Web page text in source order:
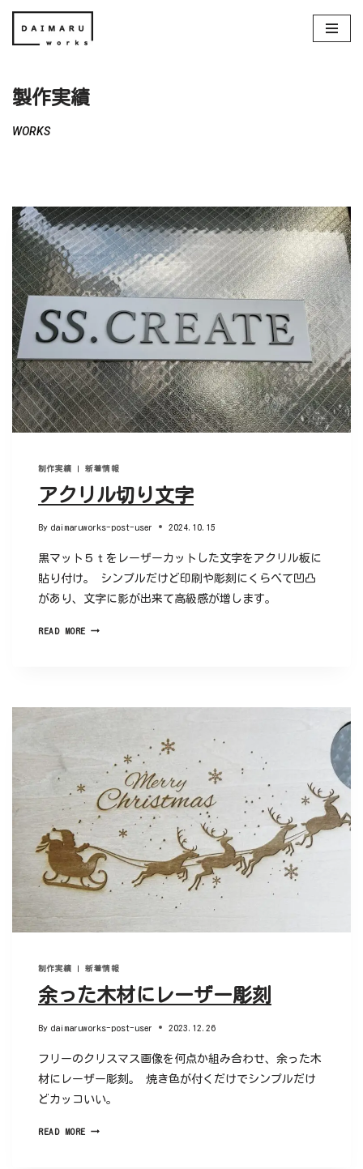
コ
ン
ツ
ッ
プ
製作実績
WORKS
制作実績 |新着情報
アクリル切り文字
By daimaruworks-post-user 2024.10.15
黒マット５ｔをレーザーカットした文字をアクリル板に
貼り付け。 シンプルだけど印刷や彫刻にくらべて凹凸
があり、文字に影が出来て高級感が増します。
READ MORE
制作実績 |新着情報
余った木材にレーザー彫刻
By daimaruworks-post-user 2023.12.26
フリーのクリスマス画像を何点か組み合わせ、余った木
材にレーザー彫刻。 焼き色が付くだけでシンプルだけ
どカッコいい。
READ MORE